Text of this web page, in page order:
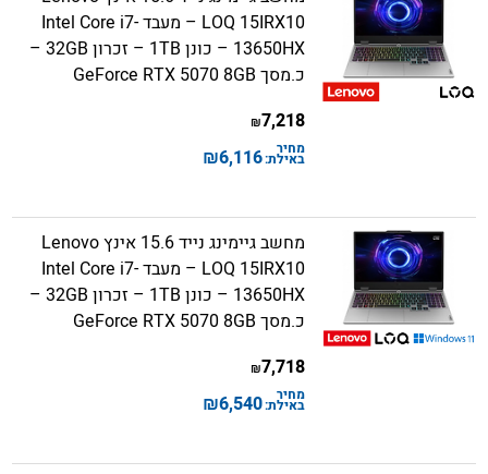
LOQ 15IRX10 – מעבד Intel Core i7-
13650HX – כונן 1TB – זכרון 32GB –
כ.מסך GeForce RTX 5070 8GB
7,218
₪
מחיר
באילת:6,116
₪
מחשב גיימינג נייד 15.6 אינץ Lenovo
LOQ 15IRX10 – מעבד Intel Core i7-
13650HX – כונן 1TB – זכרון 32GB –
כ.מסך GeForce RTX 5070 8GB
7,718
₪
מחיר
באילת:6,540
₪